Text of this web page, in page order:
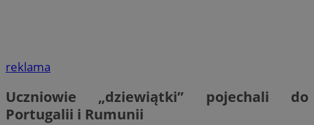
reklama
Uczniowie „dziewiątki” pojechali do
Portugalii i Rumunii